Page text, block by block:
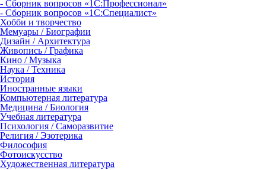
- Сборник вопросов «1С:Профессионал»
- Сборник вопросов «1С:Специалист»
Хобби и творчество
Мемуары / Биографии
Дизайн / Архитектура
Живопись / Графика
Кино / Музыка
Наука / Техника
История
Иностранные языки
Компьютерная литература
Медицина / Биология
Учебная литература
Психология / Саморазвитие
Религия / Эзотерика
Философия
Фотоискусство
Художественная литература